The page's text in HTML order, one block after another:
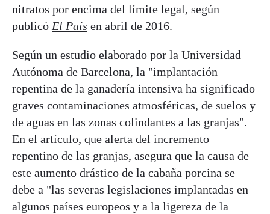
nitratos por encima del límite legal, según
publicó El País en abril de 2016.
Según un estudio elaborado por la Universidad
Autónoma de Barcelona, la "implantación
repentina de la ganadería intensiva ha significado
graves contaminaciones atmosféricas, de suelos y
de aguas en las zonas colindantes a las granjas".
En el artículo, que alerta del incremento
repentino de las granjas, asegura que la causa de
este aumento drástico de la cabaña porcina se
debe a "las severas legislaciones implantadas en
algunos países europeos y a la ligereza de la